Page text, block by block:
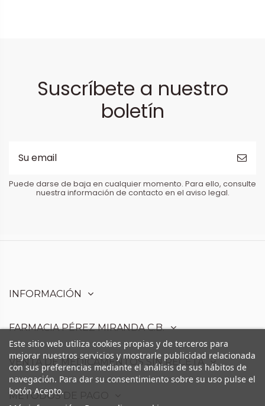
Suscríbete a nuestro
boletín
Puede darse de baja en cualquier momento. Para ello, consulte
nuestra información de contacto en el aviso legal.
INFORMACIÓN
FARMACIA PÉREZ MIRANDA C.B.
VENTA DE MEDICAMENTOS SIN RECETA
MÉTODOS DE PAGO
Este sitio web utiliza cookies propias y de terceros para
mejorar nuestros servicios y mostrarle publicidad relacionada
con sus preferencias mediante el análisis de sus hábitos de
navegación. Para dar su consentimiento sobre su uso pulse el
botón Acepto.